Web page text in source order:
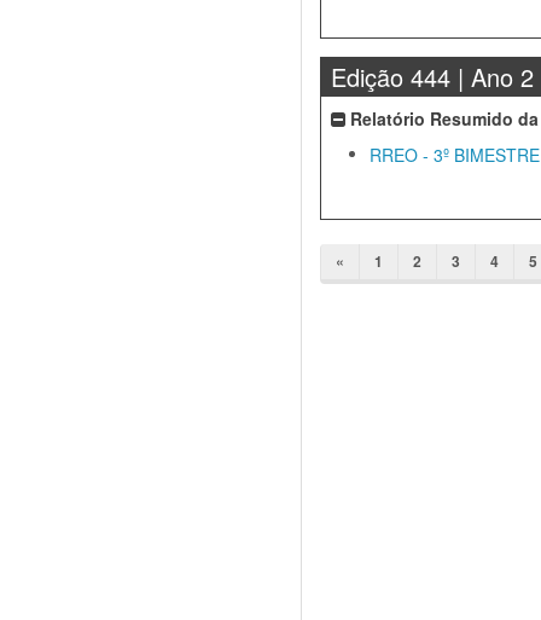
Edição 444 | Ano 2
Relatório Resumido
RREO - 3º
« 1 2 3 4 5